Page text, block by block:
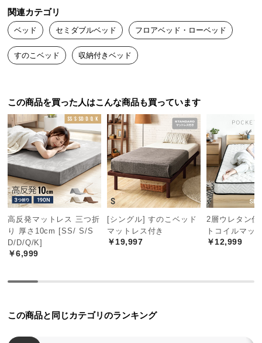
つ
て
開
置
サ
ー
ビ
ス
つ
い
て
搬
入
路
つ
て
関連カテゴリ
ベッド セミダブルベッド フロアベッド・ローベッド
すのこベッド 収納付きベッド
この商品を買った人はこんな商品も買っています
高反発マットレス 三つ折
り 厚さ10cm [SS/ S/S
D/D/Q/K]
￥6,999
[シングル] すのこベッド
マットレス付き
￥19,997
2層ウレタン
トコイルマッ
￥12,999
この商品と同じカテゴリのランキング